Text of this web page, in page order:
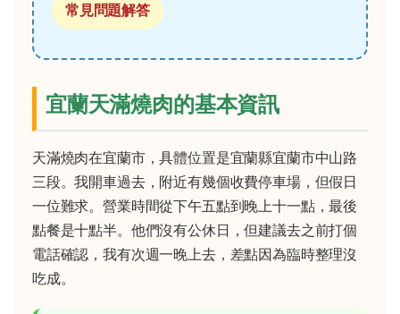
常見問題解答
宜蘭天滿燒肉的基本資訊
天滿燒肉在宜蘭市，具體位置是宜蘭縣宜蘭市中山路
三段。我開車過去，附近有幾個收費停車場，但假日
一位難求。營業時間從下午五點到晚上十一點，最後
點餐是十點半。他們沒有公休日，但建議去之前打個
電話確認，我有次週一晚上去，差點因為臨時整理沒
吃成。